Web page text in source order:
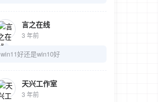
言之在线
3 年前
win11好还是win10好
天兴工作室
3 年前